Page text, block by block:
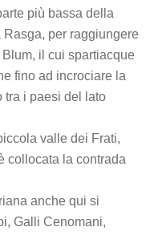
più bassa della
per raggiungere
il cui spartiacque
fino ad incrociare la
tra i paesi del lato
valle dei Frati,
collocata la contrada
anche qui si
Galli Cenomani,